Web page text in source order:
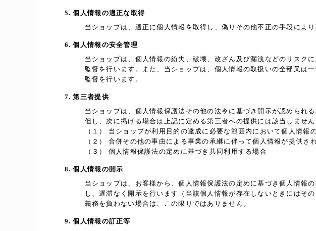
5. 個人情報の適正な取得
当ショップは、適正に個人情報を取得し、偽りその他不正の手段により
6. 個人情報の安全管理
当ショップは、個人情報の紛失、破壊、改ざん及び漏洩などのリスク
監督を行います。また、当ショップは、個人情報の取扱いの全部又は
監督を行います。
7. 第三者提供
当ショップは、個人情報保護法その他の法令に基づき開示が認められ
但し、次に掲げる場合は上記に定める第三者への提供には該当しません
（１） 当ショップが利用目的の達成に必要な範囲内において個人情
（２） 合併その他の事由による事業の承継に伴って個人情報が提供さ
（３） 個人情報保護法の定めに基づき共同利用する場合
8. 個人情報の開示
当ショップは、お客様から、個人情報保護法の定めに基づき個人情報
し、遅滞なく開示を行います（当該個人情報が存在しないときにはそ
義務を負わない場合は、この限りではありません。
9. 個人情報の訂正等